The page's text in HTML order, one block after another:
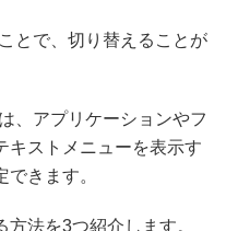
とで、切り替えることが
、アプリケーションやフ
キストメニューを表示す
きます。
法を3つ紹介します。